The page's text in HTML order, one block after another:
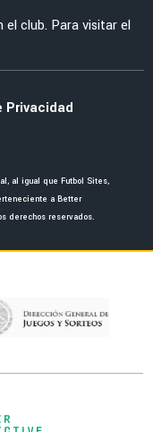
tras brillar